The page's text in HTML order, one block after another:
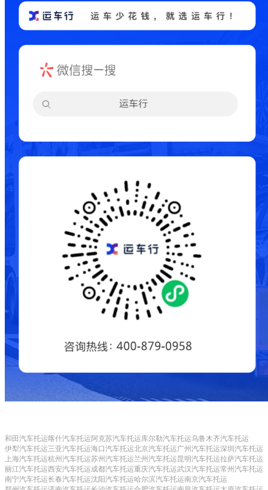
和田汽车托运喀什汽车托运 阿克苏汽车托运库尔勒汽车托运乌鲁木齐汽车托运
伊犁汽车托运三亚汽车托运海口汽车托运北京汽车托运广州汽车托运深圳汽车托运
上海汽车托运杭州汽车托运苏州汽车托运兰州汽车托运昆明汽车托运拉萨汽车托运
丽江汽车托运西安汽车托运成都汽车托运重庆汽车托运武汉汽车托运常州汽车托运
南宁汽车托运长春汽车托运沈阳汽车托运哈尔滨汽车托运南京汽车托运